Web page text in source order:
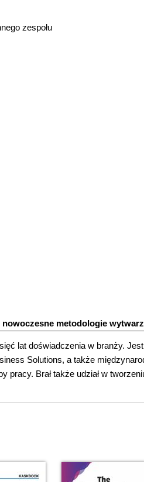
zespołu
nowoczesne metodologie
lat doświadczenia w branży.
Solutions, a także
pracy. Brał także udział w